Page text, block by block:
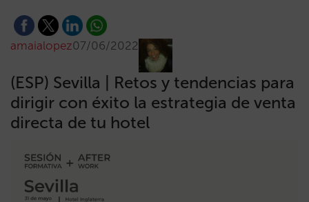
amaialopez07/06/2022
(ESP) Sevilla | Retos y tendencias para
dirigir con éxito la estrategia de venta
directa de tu hotel